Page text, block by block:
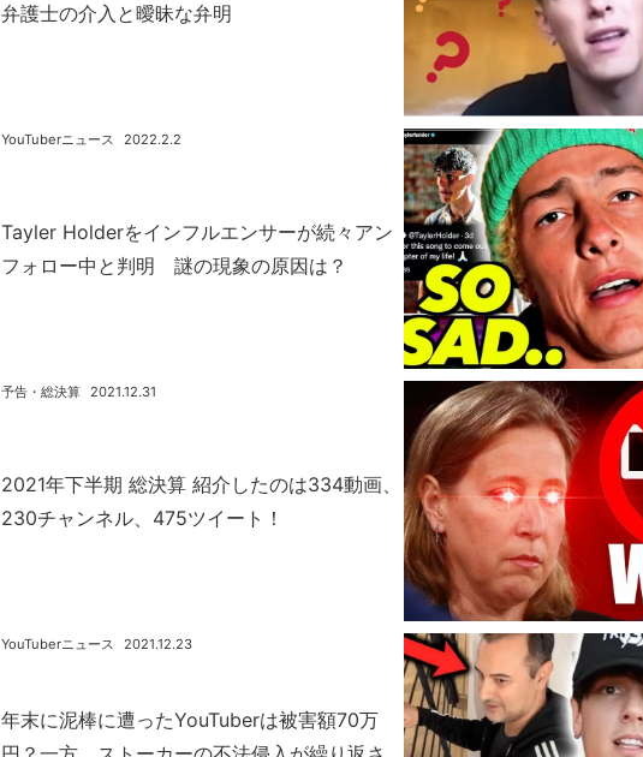
弁護士の介入と曖昧な弁明
Tayler Holderをインフルエンサーが続々アン
フォロー中と判明 謎の現象の原因は？
2022.2.2
YouTuberニュース
2021年下半期 総決算 紹介したのは334動画、
230チャンネル、475ツイート！
2021.12.31
予告・総決算
年末に泥棒に遭ったYouTuberは被害額70万
2021.12.23
YouTuberニュース